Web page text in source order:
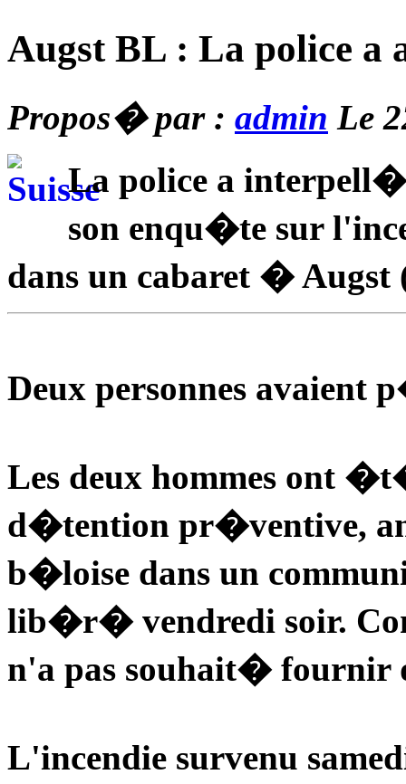
Augst BL : La police
Propos� par : admin Le
La police a interpell�
son enqu�te sur
dans un cabaret � Augst
Deux personnes avaient
Les deux hommes ont
d�tention pr�ventive,
b�loise dans un
lib�r� vendredi soir.
n'a pas souhait� fournir
L'incendie survenu